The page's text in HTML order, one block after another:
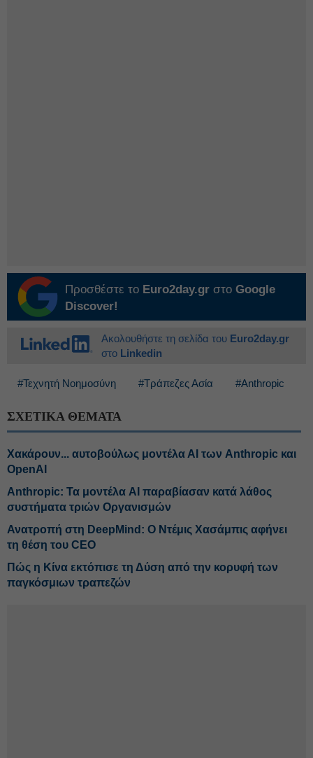
Προσθέστε το Euro2day.gr στο Google
Discover!
Ακολουθήστε τη σελίδα του Euro2day.gr
στο Linkedin
#Τεχνητή Νοημοσύνη #Τράπεζες Ασία #Anthropic
ΣΧΕΤΙΚΑ ΘΕΜΑΤΑ
Χακάρουν... αυτοβούλως μοντέλα ΑΙ των Anthropic και
OpenAI
Anthropic: Τα μοντέλα AI παραβίασαν κατά λάθος
συστήματα τριών Οργανισμών
Ανατροπή στη DeepMind: Ο Ντέμις Χασάμπις αφήνει
τη θέση του CEO
Πώς η Κίνα εκτόπισε τη Δύση από την κορυφή των
παγκόσμιων τραπεζών